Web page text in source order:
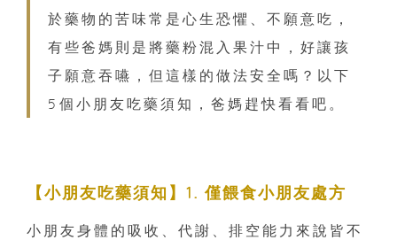
於藥物的苦味常是心生恐懼、不願意吃，
有些爸媽則是將藥粉混入果汁中，好讓孩
子願意吞嚥，但這樣的做法安全嗎？以下
5個小朋友吃藥須知，爸媽趕快看看吧。
【小朋友吃藥須知】1. 僅餵食小朋友處方
小朋友身體的吸收、代謝、排空能力來說皆不